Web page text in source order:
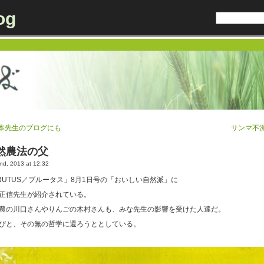
先生のブログにも サンマ不
農法の父
2013 at 12:32
／ブルータス」8月1日号の「おいしい自然派」に
信先生が紹介されている。
の川口さんやりんごの木村さんも、みな先生の影響を受けた人達だ。
と、その無の哲学に還ろうととしている。